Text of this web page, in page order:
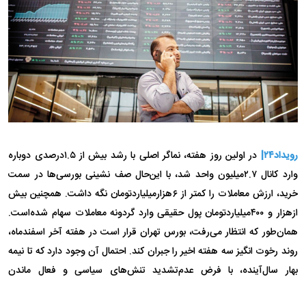
رویداد۲۴|
در اولین روز هفته، نماگر اصلی با رشد بیش از ۱.۵درصدی دوباره
وارد کانال ۲.۷میلیون واحد شد، با این‌حال صف نشینی بورسی‌ها در سمت
خرید، ارزش معاملات را کمتر از ۶هزار‌میلیارد‌تومان نگه داشت. همچنین بیش
از‌هزار و ۴۰۰میلیارد‌تومان پول حقیقی وارد گردونه معاملات سهام شده‌است.
همان‌طور که انتظار می‌رفت، بورس تهران قرار است در هفته آخر اسفندماه،
روند رخوت انگیز سه هفته اخیر را جبران کند. احتمال آن وجود دارد که تا نیمه
بهار سال‌آینده، با فرض عدم‌تشدید تنش‌های سیاسی و فعال ماندن